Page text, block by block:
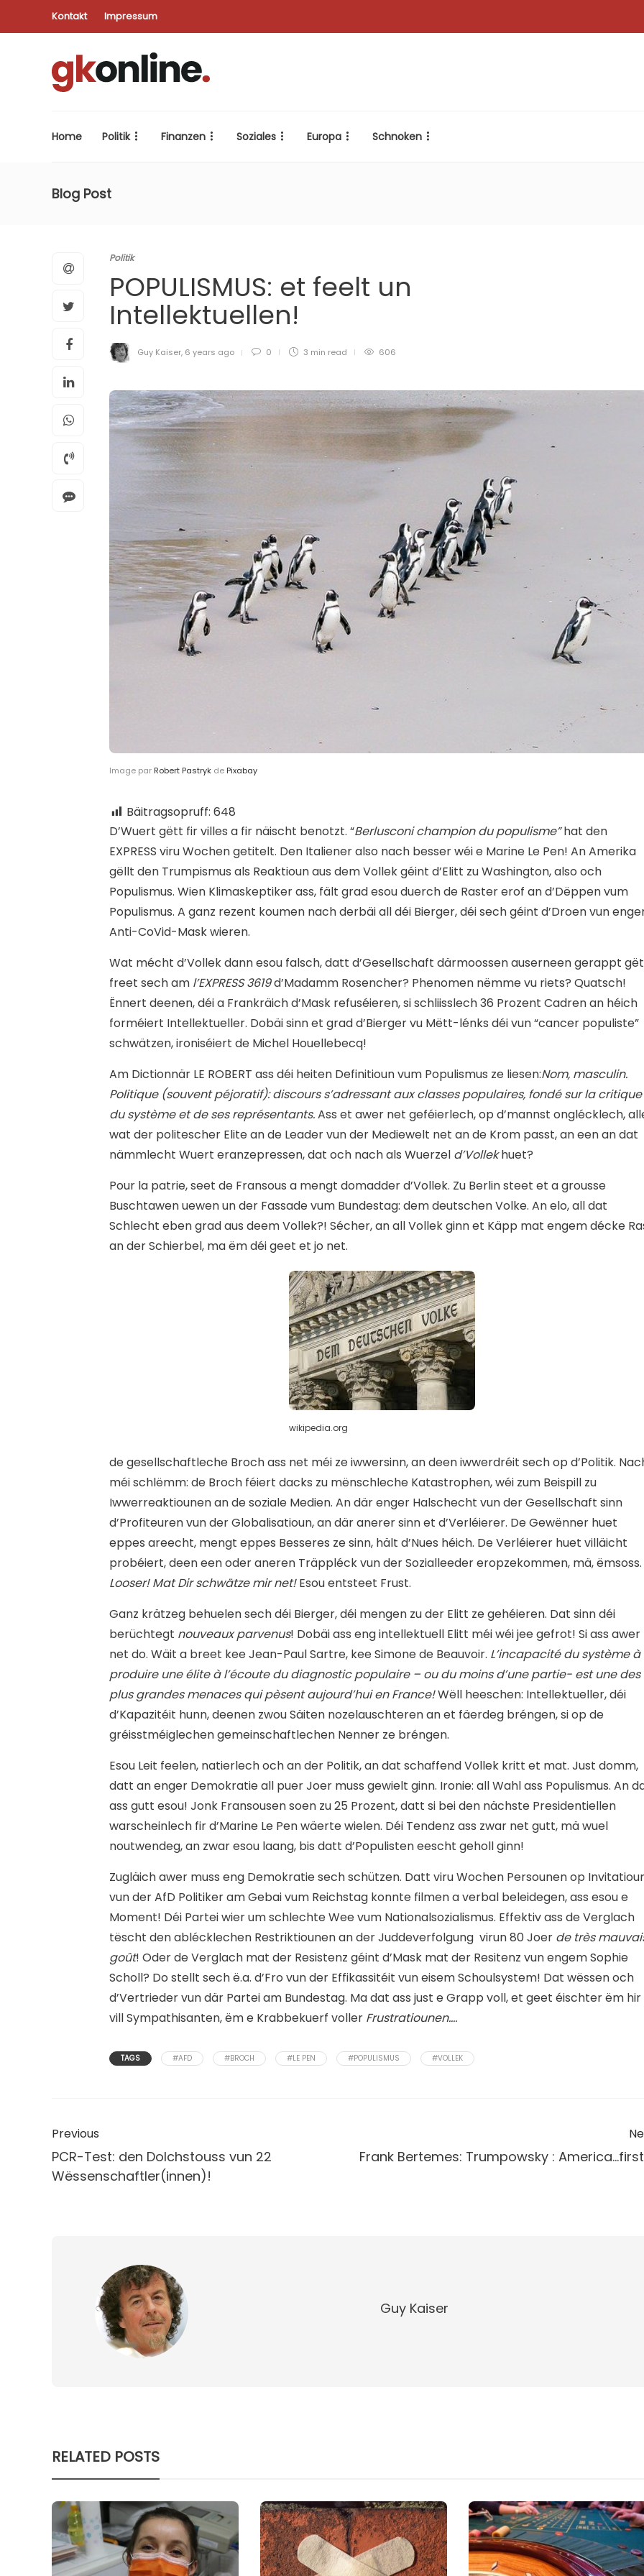
Kontakt Impressum
Home Politik Finanzen Soziales Europa Schnoken
Blog Post
Politik
POPULISMUS: et feelt un
Intellektuellen!
Guy Kaiser, 6 years ago 0 3 min read 606
Image par Robert Pastryk de Pixabay
Bäitragsopruff: 648
D’Wuert gëtt fir villes a fir näischt benotzt. “Berlusconi champion du populisme”hat den
EXPRESS viru Wochen getitelt. Den Italiener also nach besser wéi e Marine Le Pen! An Amerika
gëllt den Trumpismus als Reaktioun aus dem Vollek géint d’Elitt zu Washington, also och
Populismus. Wien Klimaskeptiker ass, fält grad esou duerch de Raster erof an d’Dëppen vum
Populismus. A ganz rezent koumen nach derbäi all déi Bierger, déi sech géint d’Droen vun
Anti-CoVid-Mask wieren.
Wat mécht d’Vollek dann esou falsch, datt d’Gesellschaft därmoossen auserneen gerappt
freet sech am l’EXPRESS 3619d’Madamm Rosencher? Phenomen nëmme vu riets? Quatsch!
Ënnert deenen, déi a Frankräich d’Mask refuséieren, si schliisslech 36 Prozent Cadren an héich
forméiert Intellektueller. Dobäi sinn et grad d’Bierger vu Mëtt-lénks déi vun “cancer populiste”
schwätzen, ironiséiert de Michel Houellebecq!
Am Dictionnär LE ROBERT ass déi heiten Definitioun vum Populismus ze liesen:Nom, masculin.
Politique (souvent péjoratif): discours s’adressant aux classes populaires, fondé sur la critique
du système et de ses représentants.Ass et awer net geféierlech, op d’mannst onglécklech,
wat der politescher Elite an de Leader vun der Mediewelt net an de Krom passt, an een an dat
nämmlecht Wuert eranzepressen, dat och nach als Wuerzel d’Vollekhuet?
Pour la patrie, seet de Fransous a mengt domadder d’Vollek. Zu Berlin steet et a grousse
Buschtawen uewen un der Fassade vum Bundestag: dem deutschen Volke. An elo, all dat
Schlecht eben grad aus deem Vollek?! Sécher, an all Vollek ginn et Käpp mat engem décke
an der Schierbel, ma ëm déi geet et jo net.
wikipedia.org
de gesellschaftleche Broch ass net méi ze iwwersinn, an deen iwwerdréit sech op d’Politik.
méi schlëmm: de Broch féiert dacks zu mënschleche Katastrophen, wéi zum Beispill zu
Iwwerreaktiounen an de soziale Medien. An där enger Halschecht vun der Gesellschaft sinn
d’Profiteuren vun der Globalisatioun, an där anerer sinn et d’Verléierer. De Gewënner huet
eppes areecht, mengt eppes Besseres ze sinn, hält d’Nues héich. De Verléierer huet villäicht
probéiert, deen een oder aneren Träppléck vun der Sozialleeder eropzekommen, mä, ëmsoss.
Looser! Mat Dir schwätze mir net!Esou entsteet Frust.
Ganz krätzeg behuelen sech déi Bierger, déi mengen zu der Elitt ze gehéieren. Dat sinn déi
berüchtegt nouveaux parvenus! Dobäi ass eng intellektuell Elitt méi wéi jee gefrot! Si ass awer
net do. Wäit a breet kee Jean-Paul Sartre, kee Simone de Beauvoir. L’incapacité du système à
produire une élite à l’écoute du diagnostic populaire – ou du moins d’une partie- est une des
plus grandes menaces qui pèsent aujourd’hui en France!Wëll heeschen: Intellektueller, déi
d’Kapazitéit hunn, deenen zwou Säiten nozelauschteren an et fäerdeg bréngen, si op de
gréisstméiglechen gemeinschaftlechen Nenner ze bréngen.
Esou Leit feelen, natierlech och an der Politik, an dat schaffend Vollek kritt et mat. Just domm,
datt an enger Demokratie all puer Joer muss gewielt ginn. Ironie: all Wahl ass Populismus. An
ass gutt esou! Jonk Fransousen soen zu 25 Prozent, datt si bei den nächste Presidentiellen
warscheinlech fir d’Marine Le Pen wäerte wielen. Déi Tendenz ass zwar net gutt, mä wuel
noutwendeg, an zwar esou laang, bis datt d’Populisten eescht geholl ginn!
Zugläich awer muss eng Demokratie sech schützen. Datt viru Wochen Persounen op
vun der AfD Politiker am Gebai vum Reichstag konnte filmen a verbal beleidegen, ass esou e
Moment! Déi Partei wier um schlechte Wee vum Nationalsozialismus. Effektiv ass de Verglach
tëscht den ablécklechen Restriktiounen an der Juddeverfolgung virun 80 Joer de très
goût! Oder de Verglach mat der Resistenz géint d’Mask mat der Resitenz vun engem Sophie
Scholl? Do stellt sech ë.a. d’Fro vun der Effikassitéit vun eisem Schoulsystem! Dat wëssen och
d’Vertrieder vun där Partei am Bundestag. Ma dat ass just e Grapp voll, et geet éischter ëm hir
vill Sympathisanten, ëm e Krabbekuerf voller Frustratiounen….
TAGS #AFD #BROCH #LE PEN #POPULISMUS #VOLLEK
Previous
PCR-Test: den Dolchstouss vun 22
Wëssenschaftler(innen)!
Frank Bertemes: Trumpowsky :
Guy Kaiser
RELATED POSTS